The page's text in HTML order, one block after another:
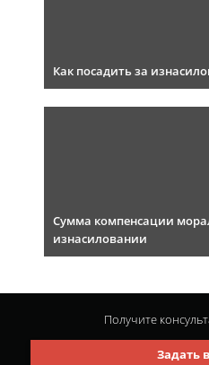
Как посадить за
Сумма компенсации
изнасиловании
Задать
Получите